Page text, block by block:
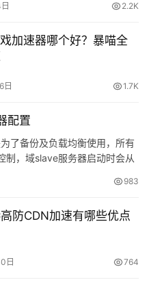
2.2K
加速器哪个好？暴喵全
日 1.7K
配置
了备份及负载均衡使用，所有
制，域slave服务器启动时会从
983
防CDN加速有哪些优点
日 764